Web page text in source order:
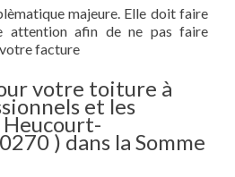
majeure. Elle doit faire
attention afin de ne pas faire
facture
votre toiture à
et les
) dans la Somme